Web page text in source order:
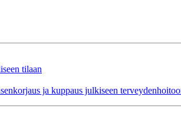
tilaan
ja kuppaus julkiseen